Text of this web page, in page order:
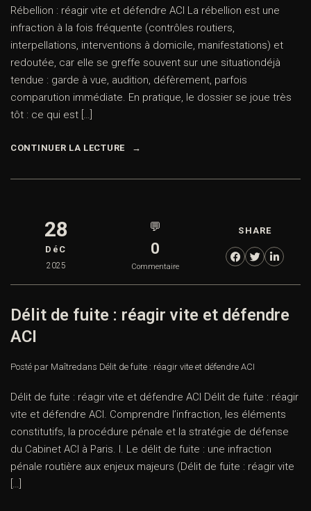
Rébellion : réagir vite et défendre ACI La rébellion est une
infraction à la fois fréquente (contrôles routiers,
interpellations, interventions à domicile, manifestations) et
redoutée, car elle se greffe souvent sur une situationdéjà
tendue : garde à vue, audition, défèrement, parfois
comparution immédiate. En pratique, le dossier se joue très
tôt : ce qui est […]
CONTINUER LA LECTURE
28
DéC
2025
💬
0
Commentaire
SHARE
Délit de fuite : réagir vite et défendre
ACI
Posté par Maîtredans Délit de fuite : réagir vite et défendre ACI
Délit de fuite : réagir vite et défendre ACI Délit de fuite : réagir
vite et défendre ACI. Comprendre l’infraction, les éléments
constitutifs, la procédure pénale et la stratégie de défense
du Cabinet ACI à Paris. I. Le délit de fuite : une infraction
pénale routière aux enjeux majeurs (Délit de fuite : réagir vite
[…]